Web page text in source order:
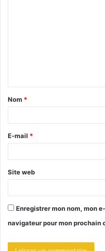
t
a
e
*
Nom *
E-mail *
Site web
Enregistrer mon nom, mon
navigateur pour mon prochain